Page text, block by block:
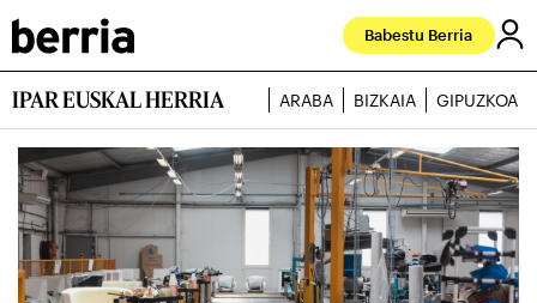
Babestu Berria
IPAR EUSKAL HERRIA ARABA BIZKAIA GIPUZKOA